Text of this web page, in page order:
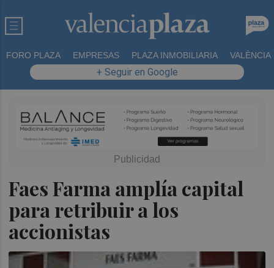
FORO PLAZA EMPRESAS PLAZA INMOBILIARIA VALÈNCIA
+ Seguir en Google
Faes Farma amplía capital
para retribuir a los
accionistas